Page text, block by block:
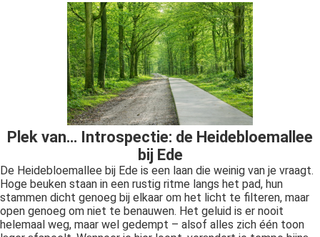
Plek van… Introspectie: de Heidebloemallee
bij Ede
De Heidebloemallee bij Ede is een laan die weinig van je vraagt.
Hoge beuken staan in een rustig ritme langs het pad, hun
stammen dicht genoeg bij elkaar om het licht te filteren, maar
open genoeg om niet te benauwen. Het geluid is er nooit
helemaal weg, maar wel gedempt – alsof alles zich één toon